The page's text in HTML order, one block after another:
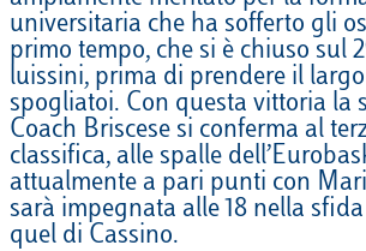
universitaria che ha sofferto gli
primo tempo, che si è chiuso sul
luissini, prima di prendere il
spogliatoi. Con questa vittoria la
Coach Briscese si conferma al
classifica, alle spalle
attualmente a pari punti con
sarà impegnata alle 18 nella
quel di Cassino.